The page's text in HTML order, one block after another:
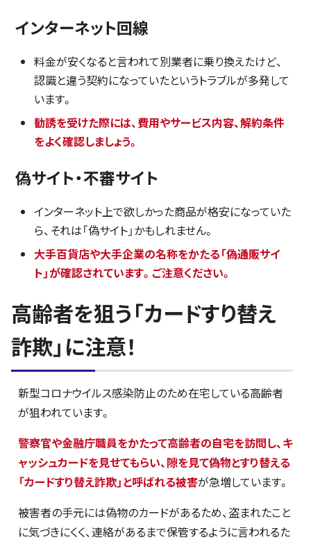
インターネット回線
料金が安くなると言われて別業者に乗り換えたけど、
認識と違う契約になっていたというトラブルが多発して
います。
勧誘を受けた際には、費用やサービス内容、解約条件
をよく確認しましょう。
偽サイト・不審サイト
インターネット上で欲しかった商品が格安になっていた
ら、それは「偽サイト」かもしれません。
大手百貨店や大手企業の名称をかたる「偽通販サイ
ト」が確認されています。ご注意ください。
高齢者を狙う「カードすり替え
詐欺」に注意！
新型コロナウイルス感染防止のため在宅している高齢者
が狙われています。
警察官や金融庁職員をかたって高齢者の自宅を訪問し、キ
ャッシュカードを見せてもらい、隙を見て偽物とすり替える
「カードすり替え詐欺」と呼ばれる被害が急増しています。
被害者の手元には偽物のカードがあるため、盗まれたこと
に気づきにくく、連絡があるまで保管するように言われるた